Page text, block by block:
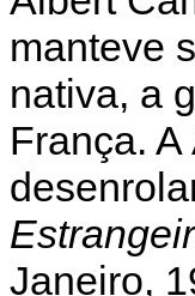
manteve
nativa, a
França.
Janeiro,